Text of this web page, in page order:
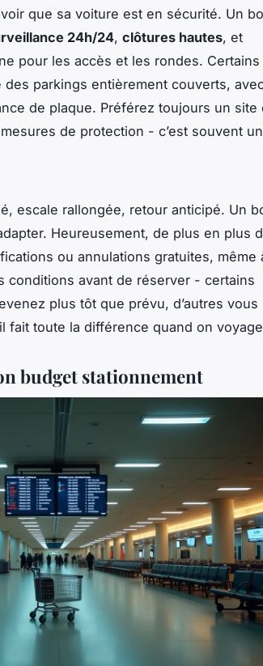
que sa voiture est en sécurité. Un
24h/24, clôtures hautes, et
pour les accès et les rondes. Certains
parkings entièrement couverts,
de plaque. Préférez toujours un site
de protection - c’est souvent
escale rallongée, retour anticipé. Un
Heureusement, de plus en plus
ou annulations gratuites, même
conditions avant de réserver - certains
plus tôt que prévu, d’autres vous
fait toute la différence quand on
budget stationnement